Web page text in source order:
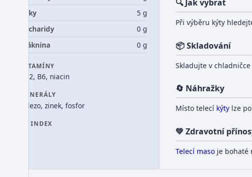
Tuky
5 g
Sacharidy
0 g
Vláknina
0 g
VITAMÍNY
B12, B6, niacin
MINERÁLY
železo, zinek, fosfor
GI INDEX
🔍 Jak vybrat
Při výběru kýty
📦 Skladování
Skladujte v
🔄 Náhražky
Místo telecí kýtylze
💚 Zdravotní
Telecí masoje bohaté